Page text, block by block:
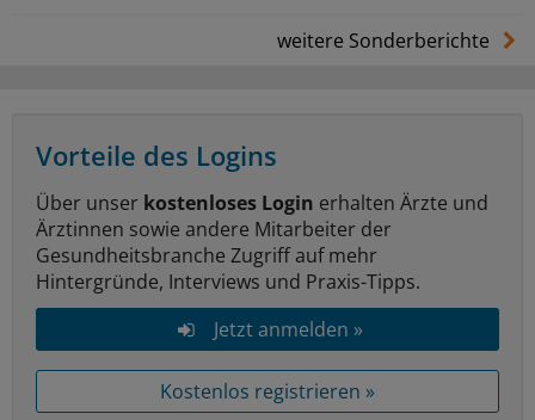
weitere Sonderberichte
Vorteile des Logins
Über unser kostenloses Login erhalten Ärzte und
Ärztinnen sowie andere Mitarbeiter der
Gesundheitsbranche Zugriff auf mehr
Hintergründe, Interviews und Praxis-Tipps.
Jetzt anmelden »
Kostenlos registrieren »